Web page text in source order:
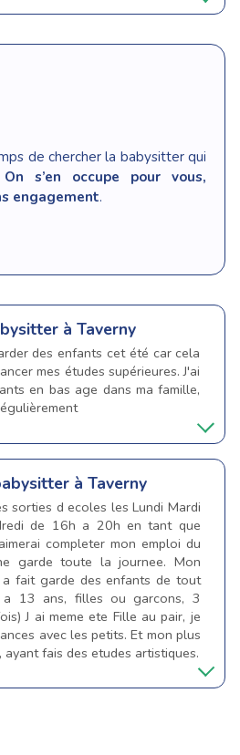
de chercher la babysitter qui
On s’en occupe pour vous,
engagement.
à Taverny
des enfants cet été car cela
mes études supérieures. J'ai
en bas age dans ma famille,
à Taverny
sorties d ecoles les Lundi Mardi
de 16h a 20h en tant que
completer mon emploi du
garde toute la journee. Mon
a fait garde des enfants de tout
13 ans, filles ou garcons, 3
J ai meme ete Fille au pair, je
avec les petits. Et mon plus
ayant fais des etudes artistiques.